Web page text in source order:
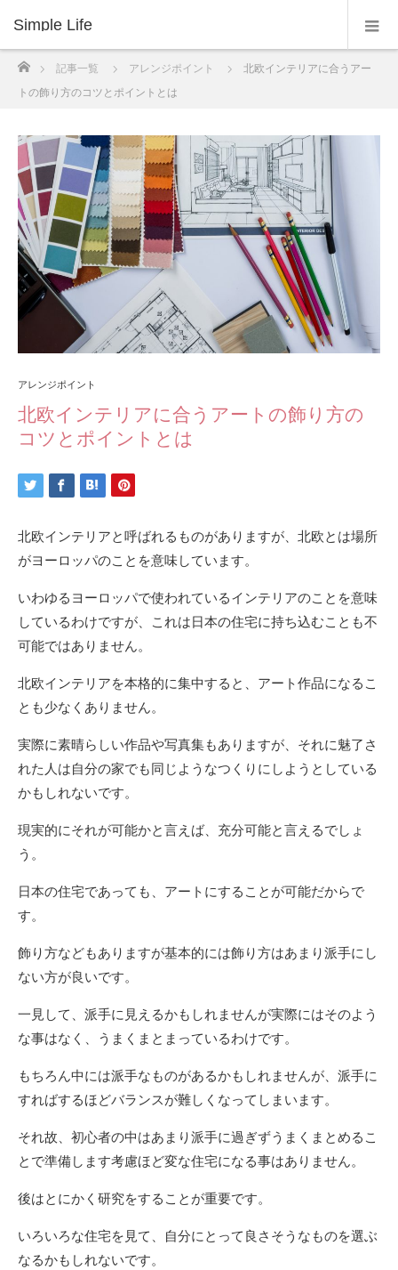
Simple Life
ホーム
記事一覧 アレンジポイント
北欧インテリアに合うアー
トの飾り方のコツとポイントとは
アレンジポイント
北欧インテリアに合うアートの飾り方の
コツとポイントとは
北欧インテリアと呼ばれるものがありますが、北欧とは場所
がヨーロッパのことを意味しています。
いわゆるヨーロッパで使われているインテリアのことを意味
しているわけですが、これは日本の住宅に持ち込むことも不
可能ではありません。
北欧インテリアを本格的に集中すると、アート作品になるこ
とも少なくありません。
実際に素晴らしい作品や写真集もありますが、それに魅了さ
れた人は自分の家でも同じようなつくりにしようとしている
かもしれないです。
現実的にそれが可能かと言えば、充分可能と言えるでしょ
う。
日本の住宅であっても、アートにすることが可能だからで
す。
飾り方などもありますが基本的には飾り方はあまり派手にし
ない方が良いです。
一見して、派手に見えるかもしれませんが実際にはそのよう
な事はなく、うまくまとまっているわけです。
もちろん中には派手なものがあるかもしれませんが、派手に
すればするほどバランスが難しくなってしまいます。
それ故、初心者の中はあまり派手に過ぎずうまくまとめるこ
とで準備します考慮ほど変な住宅になる事はありません。
後はとにかく研究をすることが重要です。
いろいろな住宅を見て、自分にとって良さそうなものを選ぶ
なるかもしれないです。